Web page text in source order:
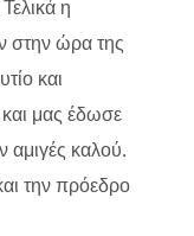
η
στην ώρα της
και
μας έδωσε
καλού.
την πρόεδρο